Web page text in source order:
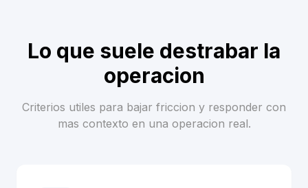
Lo que suele destrabar la
operacion
Criterios utiles para bajar friccion y responder con
mas contexto en una operacion real.